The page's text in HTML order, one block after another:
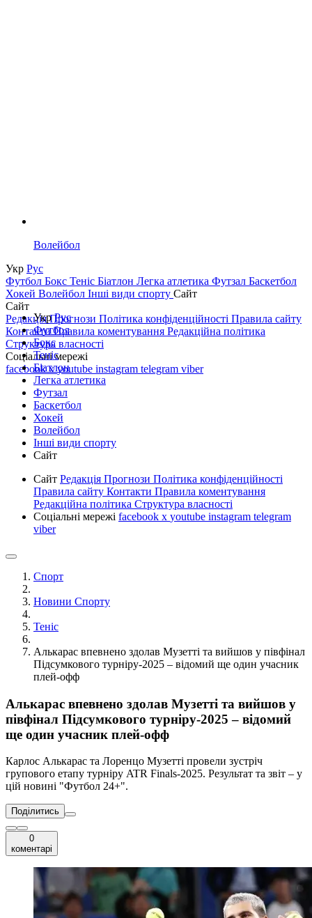
Волейбол
Укр Рус
Футбол Бокс Теніс Біатлон Легка атлетика Футзал Баскетбол
Хокей Волейбол Інші види спорту Сайт
Сайт
РедакціяПрогнози Політика конфіденційності Правила сайту
КонтактиПравила коментування Редакційна політика
Структура власності
Соціальні мережі
facebookxyoutube instagram telegram viber
УкрРус
Футбол
Бокс
Теніс
Біатлон
Легка атлетика
Футзал
Баскетбол
Хокей
Волейбол
Інші види спорту
Сайт
Сайт Редакція Прогнози Політика конфіденційності
Правила сайту Контакти Правила коментування
Редакційна політика Структура власності
Соціальні мережі facebook x youtube instagram telegram
viber
Спорт
Новини Спорту
Теніс
Алькарас впевнено здолав Музетті та вийшов у півфінал
Підсумкового турніру-2025 – відомий ще один учасник
плей-офф
Алькарас впевнено здолав Музетті та вийшов у
півфінал Підсумкового турніру-2025 – відомий
ще один учасник плей-офф
Карлос Алькарас та Лоренцо Музетті провели зустріч
групового етапу турніру ATR Finals-2025. Результат та звіт – у
цій новині "Футбол 24+".
Поділитись
0
коментарі